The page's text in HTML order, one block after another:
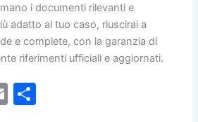
i documenti rilevanti e
adatto al tuo caso, riuscirai a
e complete, con la garanzia di
riferimenti ufficiali e aggiornati.
E